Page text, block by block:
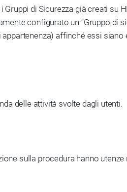
di Sicurezza già creati su
configurato un “Gruppo di
affinché essi
delle attività svolte dagli utenti.
sulla procedura hanno